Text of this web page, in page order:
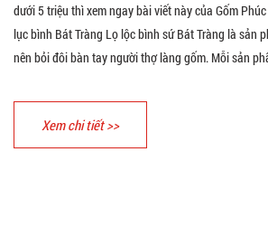
dưới 5 triệu thì xem ngay bài viết này của Gốm
lục bình Bát Tràng Lọ lộc bình sứ Bát Tràng là sản
nên bỏi đôi bàn tay người thợ làng gốm. Mỗi sản
Xem chi tiết >>